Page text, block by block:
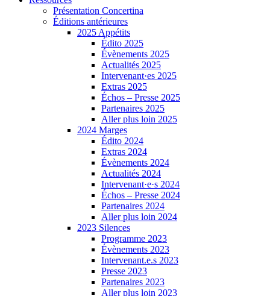
Présentation Concertina
Éditions antérieures
2025 Appétits
Édito 2025
Évènements 2025
Actualités 2025
Intervenant·es 2025
Extras 2025
Échos – Presse 2025
Partenaires 2025
Aller plus loin 2025
2024 Marges
Édito 2024
Extras 2024
Évènements 2024
Actualités 2024
Intervenant·e·s 2024
Échos – Presse 2024
Partenaires 2024
Aller plus loin 2024
2023 Silences
Programme 2023
Évènements 2023
Intervenant.e.s 2023
Presse 2023
Partenaires 2023
Aller plus loin 2023